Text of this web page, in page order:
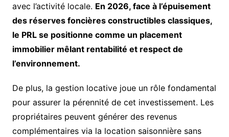
avec l’activité locale. En 2026, face à l’épuisement
des réserves foncières constructibles classiques,
le PRL se positionne comme un placement
immobilier mêlant rentabilité et respect de
l’environnement.
De plus, la gestion locative joue un rôle fondamental
pour assurer la pérennité de cet investissement. Les
propriétaires peuvent générer des revenus
complémentaires via la location saisonnière sans